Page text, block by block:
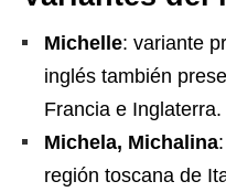
Michelle: variante
inglés también
Francia e Inglaterra.
Michela, Michalina
región toscana de